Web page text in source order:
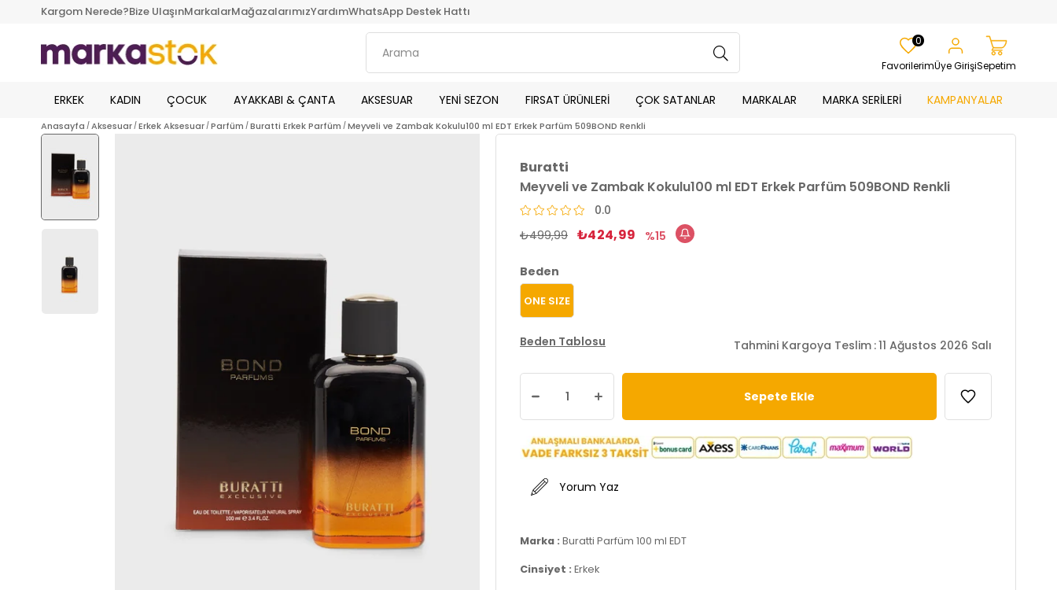
Kargom Nerede?Bize UlaşınMarkalarMağazalarımızYardımWhatsApp Destek Hattı
Favorilerim
0
Üye GirişiSepetim
ERKEK KADIN ÇOCUK AYAKKABI & ÇANTA AKSESUAR YENİ SEZON FIRSAT ÜRÜNLERİ ÇOK SATANLAR MARKALAR MARKA SERİLERİ KAMPANYALAR
Anasayfa Aksesuar Erkek Aksesuar Parfüm Buratti Erkek Parfüm Meyveli ve Zambak Kokulu100 ml EDT Erkek Parfüm 509BOND Renkli
Buratti
Meyveli ve Zambak Kokulu100 ml EDT Erkek Parfüm 509BOND Renkli
0.0
₺499,99 ₺424,99 15
Beden
ONE SIZE
Beden Tablosu Tahmini Kargoya Teslim :11 Ağustos 2026 Salı
Yorum Yaz
Marka : Buratti Parfüm 100 ml EDT
Cinsiyet : Erkek